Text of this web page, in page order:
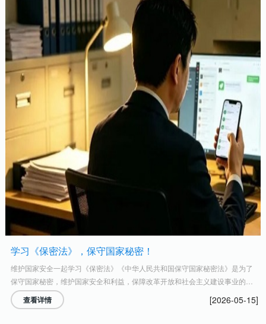
学习《保密法》，保守国家秘密！
维护国家安全一起学习《保密法》《中华人民共和国保守国家秘密法》是为了
保守国家秘密，维护国家安全和利益，保障改革开放和社会主义建设事业的顺
利进行，制定的法律。任何危害国家秘密安全的行为，都必须受到法律追究。
保守国家秘密是中国公民的基本义务之一。什么是《...
查看详情 [2026-05-15]